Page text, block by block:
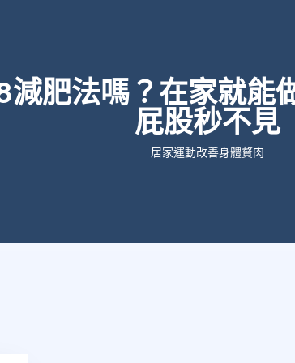
肥法嗎？在家就能
屁股秒不見
居家運動改善身體贅肉